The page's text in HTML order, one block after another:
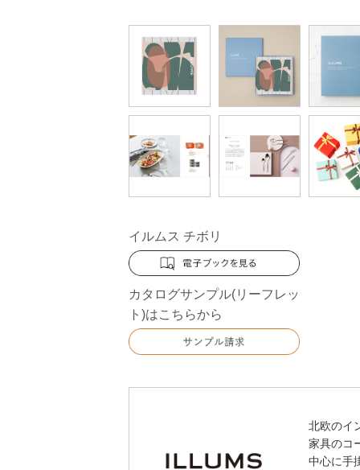
イルムス チボリ
カタログサンプル(リーフレッ
ト)はこちらから
北欧のイ
家具のコ
中心に手